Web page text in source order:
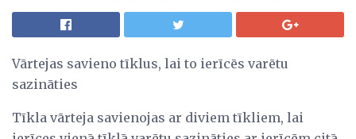
Vārtejas savieno tīklus, lai to ierīcēs varētu
sazināties
Tīkla vārteja savienojas ar diviem tīkliem, lai